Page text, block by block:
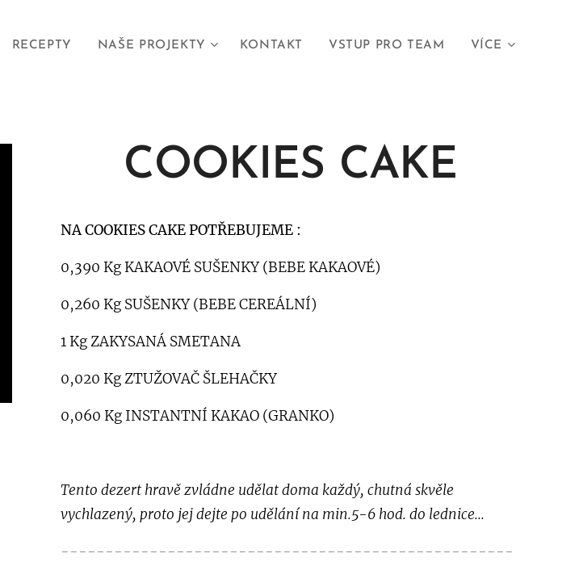
RECEPTY NAŠE PROJEKTY KONTAKT VSTUP PRO TEAM VÍCE
COOKIES CAKE
NA COOKIES CAKE POTŘEBUJEME :
0,390 Kg KAKAOVÉ SUŠENKY (BEBE KAKAOVÉ)
0,260 Kg SUŠENKY (BEBE CEREÁLNÍ)
1 Kg ZAKYSANÁ SMETANA
0,020 Kg ZTUŽOVAČ ŠLEHAČKY
0,060 Kg INSTANTNÍ KAKAO (GRANKO)
Tento dezert hravě zvládne udělat doma každý, chutná skvěle
vychlazený, proto jej dejte po udělání na min.5-6 hod. do lednice...
---------------------------------------------------